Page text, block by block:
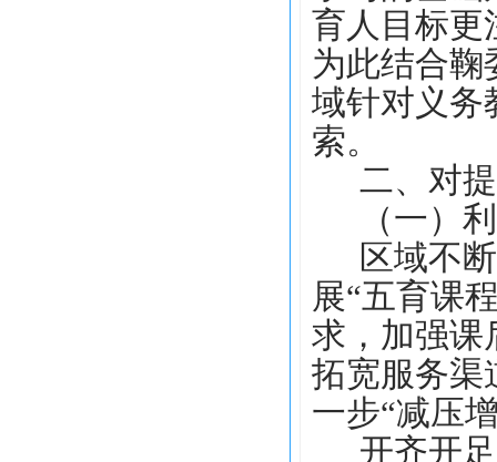
育人目标更
为此结合鞠
域针对义务
索。
二、对
（一）
区域不
展“五育课
求，加强课
拓宽服务渠
一步“减压
开齐开